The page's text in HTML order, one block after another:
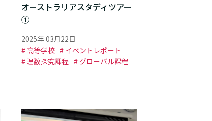
オーストラリアスタディツアー
①
2025年 03月22日
# 高等学校 # イベントレポート
# 理数探究課程 # グローバル課程